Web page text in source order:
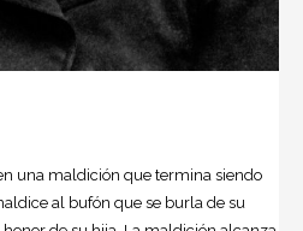
una maldición que termina siendo
al bufón que se burla de su